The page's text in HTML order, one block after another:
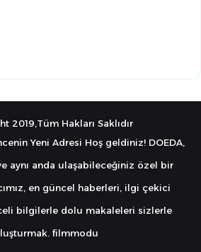
2019,Tüm Hakları Saklıdır
Yeni Adresi Hoş geldiniz! DOEDA,
aynı anda ulaşabileceğiniz özel bir
en güncel haberleri, ilgi çekici
bilgilerle dolu makaleleri sizlerle
filmmodu